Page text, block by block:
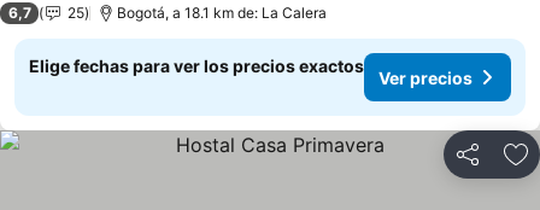
6,7 25 Bogotá, a 18.1 km de: La Calera
Elige fechas para ver los precios exactos
Ver precios
Compartir